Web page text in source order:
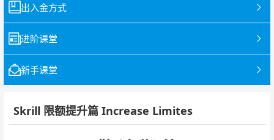
出入金方式
进阶课堂
新手课堂
Skrill 限额提升篇 Increase Limites